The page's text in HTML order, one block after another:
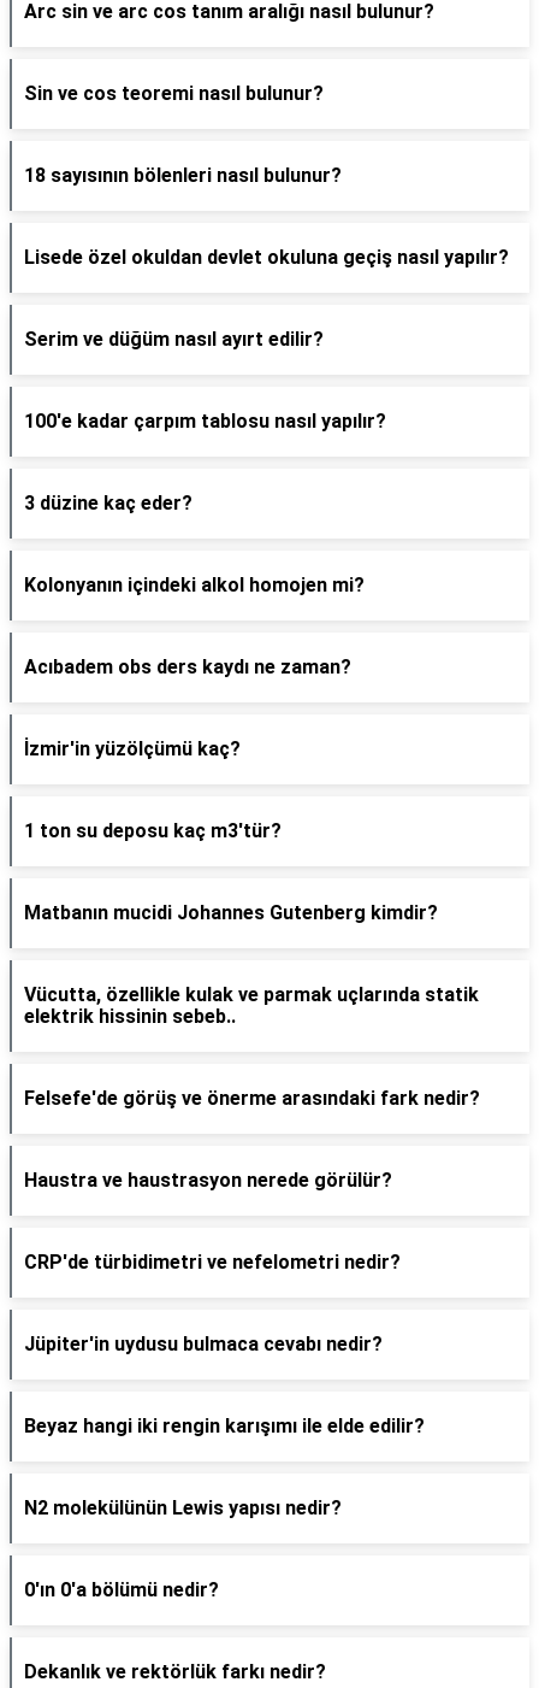
Arc sin ve arc cos tanım aralığı nasıl bulunur?
Sin ve cos teoremi nasıl bulunur?
18 sayısının bölenleri nasıl bulunur?
Lisede özel okuldan devlet okuluna geçiş nasıl yapılır?
Serim ve düğüm nasıl ayırt edilir?
100'e kadar çarpım tablosu nasıl yapılır?
3 düzine kaç eder?
Kolonyanın içindeki alkol homojen mi?
Acıbadem obs ders kaydı ne zaman?
İzmir'in yüzölçümü kaç?
1 ton su deposu kaç m3'tür?
Matbanın mucidi Johannes Gutenberg kimdir?
Vücutta, özellikle kulak ve parmak uçlarında statik
elektrik hissinin sebeb..
Felsefe'de görüş ve önerme arasındaki fark nedir?
Haustra ve haustrasyon nerede görülür?
CRP'de türbidimetri ve nefelometri nedir?
Jüpiter'in uydusu bulmaca cevabı nedir?
Beyaz hangi iki rengin karışımı ile elde edilir?
N2 molekülünün Lewis yapısı nedir?
0'ın 0'a bölümü nedir?
Dekanlık ve rektörlük farkı nedir?